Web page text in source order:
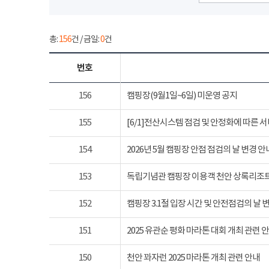
총:156건 / 금일:0건
번호
156 캠핑장(9월1일~6일) 미운영 공지
155 [6/1]전산시스템 점검 및 안정화에 따른
154 2026년 5월 캠핑장 안점 점검의 날 변경 안
153 독립기념관 캠핑장 이용객 천안 상록리조
152 캠핑장 3.1절 입장 시간 및 안전점검의 날
151 2025 유관순 평화 마라톤 대회 개최 관련
150 천안 꽈자런 2025 마라톤 개최 관련 안내